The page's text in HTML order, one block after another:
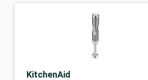
KitchenAid